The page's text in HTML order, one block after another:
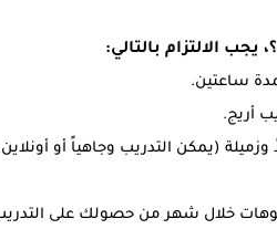
الالتزام بالتالي:
ساعتين.
أريج.
لا يقل عن 50 شخصاً/زميلاً وزميلة (يمكن التدريب
خلال شهر من حصولك على